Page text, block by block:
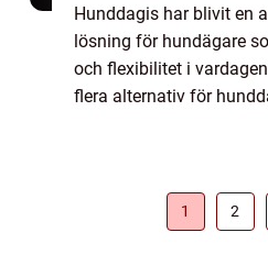
Hunddagis har blivit en
lösning för hundägare
och flexibilitet i
flera alternativ för
1 2